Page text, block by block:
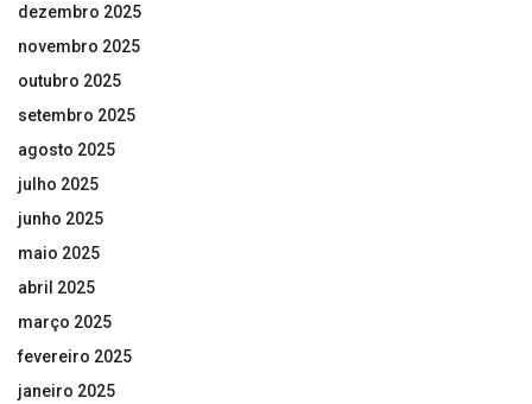
dezembro 2025
novembro 2025
outubro 2025
setembro 2025
agosto 2025
julho 2025
junho 2025
maio 2025
abril 2025
março 2025
fevereiro 2025
janeiro 2025